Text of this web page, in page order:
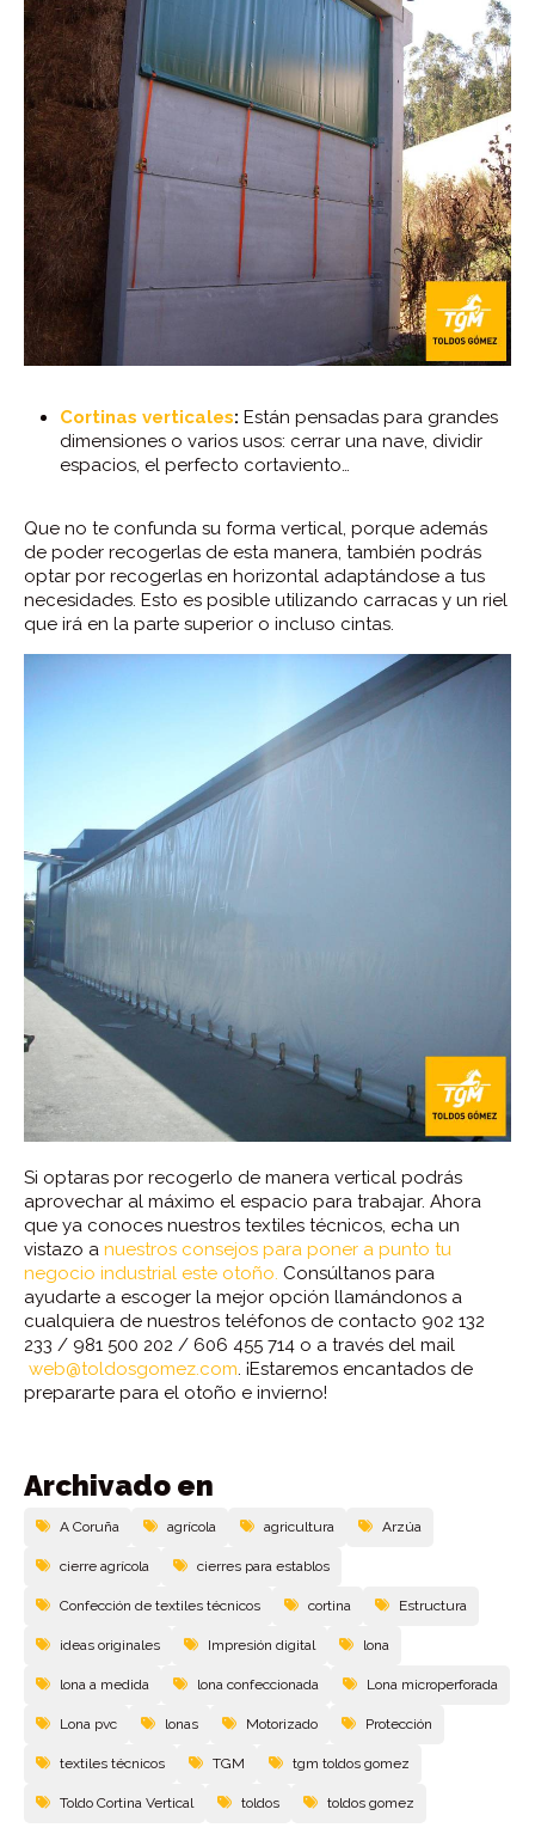
Cortinas verticales: Están pensadas para grandes
dimensiones o varios usos: cerrar una nave, dividir
espacios, el perfecto cortaviento…
Que no te confunda su forma vertical, porque además
de poder recogerlas de esta manera, también podrás
optar por recogerlas en horizontal adaptándose a tus
necesidades. Esto es posible utilizando carracas y un riel
que irá en la parte superior o incluso cintas.
Si optaras por recogerlo de manera vertical podrás
aprovechar al máximo el espacio para trabajar. Ahora
que ya conoces nuestros textiles técnicos, echa un
vistazo a nuestros consejos para poner a punto tu
negocio industrial este otoño. Consúltanos para
ayudarte a escoger la mejor opción llamándonos a
cualquiera de nuestros teléfonos de contacto 902 132
233 / 981 500 202 / 606 455 714 o a través del mail
web@toldosgomez.com. ¡Estaremos encantados de
prepararte para el otoño e invierno!
Archivado en
A Coruña agrícola agricultura Arzúa
cierre agrícola cierres para establos
Confección de textiles técnicos cortina Estructura
ideas originales Impresión digital lona
lona a medida lona confeccionada Lona microperforada
Lona pvc lonas Motorizado Protección
textiles técnicos TGM tgm toldos gomez
Toldo Cortina Vertical toldos toldos gomez